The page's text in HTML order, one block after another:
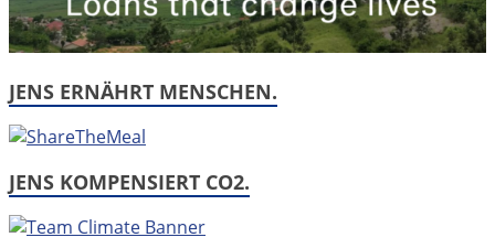
JENS ERNÄHRT MENSCHEN.
JENS KOMPENSIERT CO2.